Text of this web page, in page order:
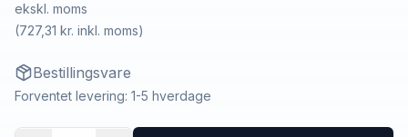
ekskl. moms
(727,31 kr. inkl. moms)
Bestillingsvare
Forventet levering: 1-5 hverdage